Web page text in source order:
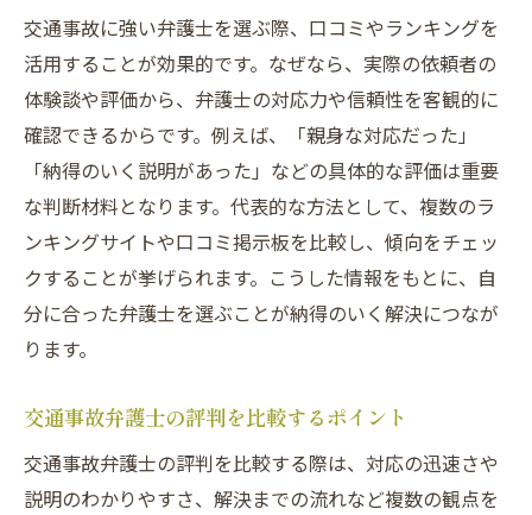
交通事故に強い弁護士を選ぶ際、口コミやランキングを
活用することが効果的です。なぜなら、実際の依頼者の
体験談や評価から、弁護士の対応力や信頼性を客観的に
確認できるからです。例えば、「親身な対応だった」
「納得のいく説明があった」などの具体的な評価は重要
な判断材料となります。代表的な方法として、複数のラ
ンキングサイトや口コミ掲示板を比較し、傾向をチェッ
クすることが挙げられます。こうした情報をもとに、自
分に合った弁護士を選ぶことが納得のいく解決につなが
ります。
交通事故弁護士の評判を比較するポイント
交通事故弁護士の評判を比較する際は、対応の迅速さや
説明のわかりやすさ、解決までの流れなど複数の観点を